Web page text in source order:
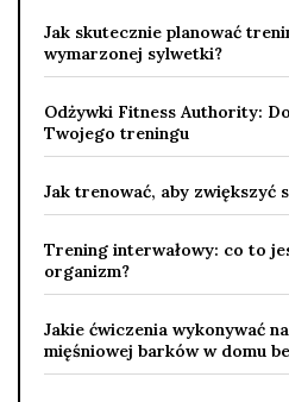
Jak skutecznie planować
wymarzonej sylwetki?
Odżywki Fitness Authority:
Twojego treningu
Jak trenować, aby zwiększyć
Trening interwałowy: co to
organizm?
Jakie ćwiczenia wykonywać
mięśniowej barków w domu